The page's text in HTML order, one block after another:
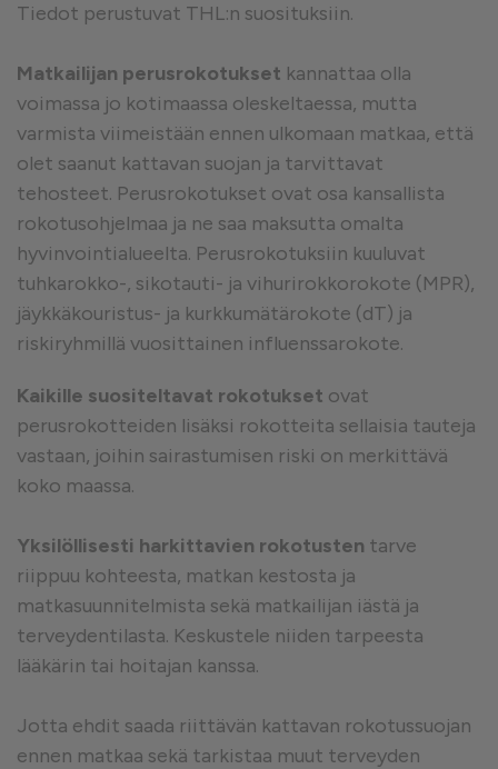
Tiedot perustuvat THL:n suosituksiin.
Matkailijan perusrokotukset kannattaa olla
voimassa jo kotimaassa oleskeltaessa, mutta
varmista viimeistään ennen ulkomaan matkaa, että
olet saanut kattavan suojan ja tarvittavat
tehosteet. Perusrokotukset ovat osa kansallista
rokotusohjelmaa ja ne saa maksutta omalta
hyvinvointialueelta. Perusrokotuksiin kuuluvat
tuhkarokko-, sikotauti- ja vihurirokkorokote (MPR),
jäykkäkouristus- ja kurkkumätärokote (dT) ja
riskiryhmillä vuosittainen influenssarokote.
Kaikille suositeltavat rokotukset ovat
perusrokotteiden lisäksi rokotteita sellaisia tauteja
vastaan, joihin sairastumisen riski on merkittävä
koko maassa.
Yksilöllisesti harkittavien rokotusten tarve
riippuu kohteesta, matkan kestosta ja
matkasuunnitelmista sekä matkailijan iästä ja
terveydentilasta. Keskustele niiden tarpeesta
lääkärin tai hoitajan kanssa.
Jotta ehdit saada riittävän kattavan rokotussuojan
ennen matkaa sekä tarkistaa muut terveyden